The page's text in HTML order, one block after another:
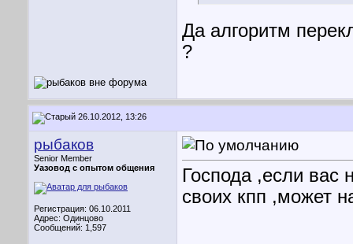
Да алгоритм
?
26.10.2012, 13:26
рыбаков
Senior Member
Уазовод с опытом общения
Регистрация: 06.10.2011
Адрес: Одинцово
Сообщений: 1,597
Господа ,если вас
своих кпп ,может